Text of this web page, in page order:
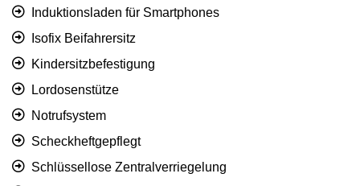
Induktionsladen für Smartphones
Isofix Beifahrersitz
Kindersitzbefestigung
Lordosenstütze
Notrufsystem
Scheckheftgepflegt
Schlüssellose Zentralverriegelung